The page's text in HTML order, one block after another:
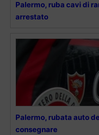
Palermo, ruba cavi di
arrestato
Palermo, rubata auto
consegnare